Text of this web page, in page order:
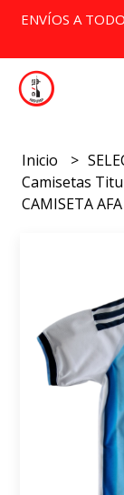
ENVÍOS A
Inicio
Camisetas
CAMISETA